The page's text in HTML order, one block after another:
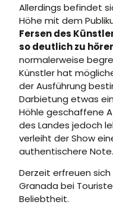
Allerdings befindet
Höhe mit dem
Fersen des
so deutlich zu
normalerweise
Künstler hat
der Ausführung
Darbietung etwas
Höhle geschaffene
des Landes jedoch
verleiht der Show
authentischere Note.
Derzeit erfreuen
Granada bei
Beliebtheit.